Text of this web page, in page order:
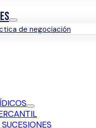
de negociación